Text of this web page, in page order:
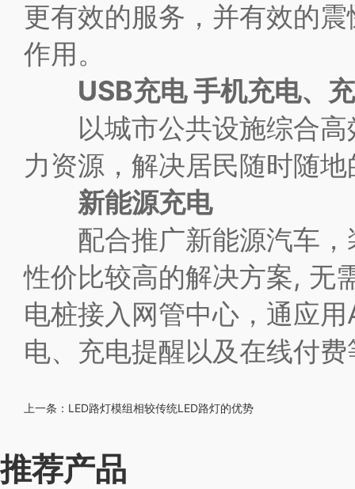
更有效的服务，并有效的
作用。
USB充电 手机充电、
以城市公共设施综合高
力资源，解决居民随时随
新能源充电
配合推广新能源汽车，
性价比较高的解决方案, 无
电桩接入网管中心，通应
电、充电提醒以及在线付
上一条： LED路灯模组相较传统LED路灯的优势
推荐产品